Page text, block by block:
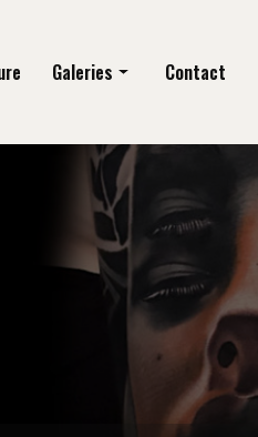
Galeries
Tatouage
Piercing
Toile de peinture
Contact